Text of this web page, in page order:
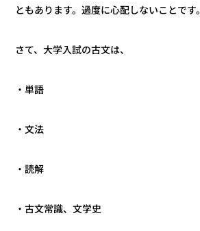
ともあります。過度に心配しないことです。
さて、大学入試の古文は、
・単語
・文法
・読解
・古文常識、文学史